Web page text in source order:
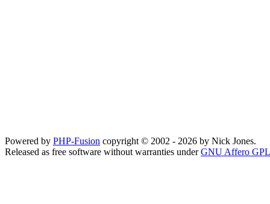
Powered by PHP-Fusion copyright © 2002 - 2026 by Nick Jones.
Released as free software without warranties underGNU Affero GPL